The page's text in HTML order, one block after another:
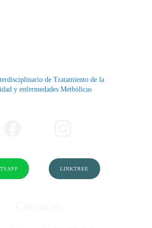
de Tratamiento de la
y enfermedades Metbólicas
LINKTREE